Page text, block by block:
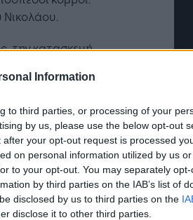
Information
to third parties, or processing of your
by us, please use the below opt-out
your opt-out request is processed
on personal information utilized by us
to your opt-out. You may separately
by third parties on the IAB’s list of
disclosed by us to third parties on the
disclose it to other third parties.
την κατασκευή
περιοχών και τη
είναι περίπου 11
10 χλμ. από τα
θα έχουν
Jobfind.gr ως στρατηγικός
«σύμμαχος» για κάθε
επιχείρηση και εργαζόμενο